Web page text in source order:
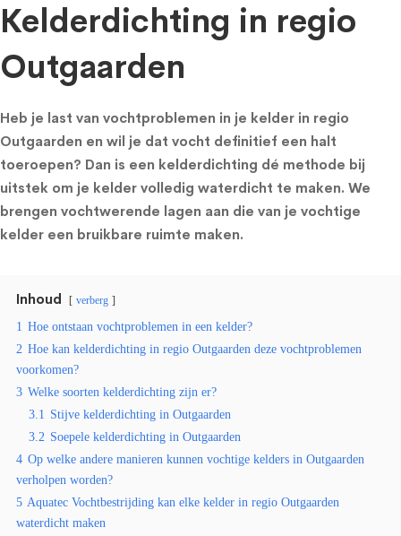
Kelderdichting in regio
Outgaarden
Heb je last van vochtproblemen in je kelder in regio
Outgaarden en wil je dat vocht definitief een halt
toeroepen? Dan is een kelderdichting dé methode bij
uitstek om je kelder volledig waterdicht te maken. We
brengen vochtwerende lagen aan die van je vochtige
kelder een bruikbare ruimte maken.
Inhoud verberg
1 Hoe ontstaan vochtproblemen in een kelder?
2 Hoe kan kelderdichting in regio Outgaarden deze vochtproblemen
voorkomen?
3 Welke soorten kelderdichting zijn er?
3.1 Stijve kelderdichting in Outgaarden
3.2 Soepele kelderdichting in Outgaarden
4 Op welke andere manieren kunnen vochtige kelders in Outgaarden
verholpen worden?
5 Aquatec Vochtbestrijding kan elke kelder in regio Outgaarden
waterdicht maken